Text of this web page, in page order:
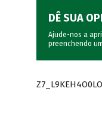
DÊ SUA
Ajude-nos a
preenchendo